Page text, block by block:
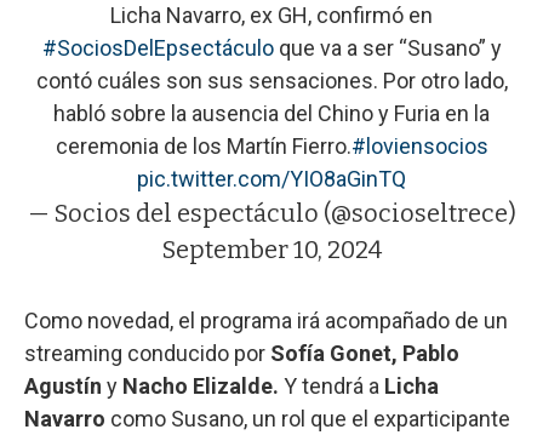
Licha Navarro, ex GH, confirmó en
#SociosDelEpsectáculoque va a ser “Susano” y
contó cuáles son sus sensaciones. Por otro lado,
habló sobre la ausencia del Chino y Furia en la
ceremonia de los Martín Fierro.#loviensocios
pic.twitter.com/YIO8aGinTQ
— Socios del espectáculo (@socioseltrece)
September 10, 2024
Como novedad, el programa irá acompañado de un
streaming conducido por Sofía Gonet, Pablo
Agustín y Nacho Elizalde. Y tendrá a Licha
Navarro como Susano, un rol que el exparticipante